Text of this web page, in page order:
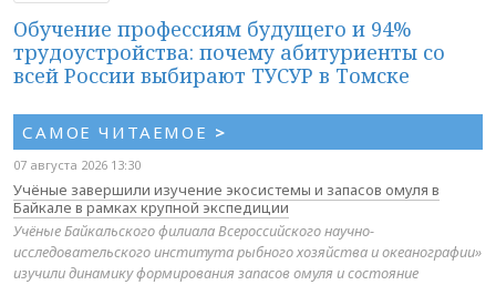
Обучение профессиям будущего и 94%
трудоустройства: почему абитуриенты со
всей России выбирают ТУСУР в Томске
САМОЕ ЧИТАЕМОЕ >
07 августа 2026 13:30
Учёные завершили изучение экосистемы и запасов омуля в
Байкале в рамках крупной экспедиции
Учёные Байкальского филиала Всероссийского научно-
исследовательского института рыбного хозяйства и океанографии»
изучили динамику формирования запасов омуля и состояние